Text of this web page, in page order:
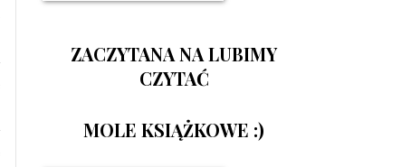
ZACZYTANA NA LUBIMY
CZYTAĆ
MOLE KSIĄŻKOWE :)